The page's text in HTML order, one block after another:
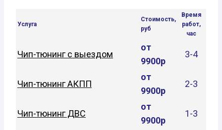
Услуга
Стоимость,
руб
Время
работ,
час
Чип-тюнинг с выездом
от
9900р
3-4
Чип-тюнинг АКПП
от
9900р
2-3
Чип-тюнинг ДВС
от
9900р
1-3